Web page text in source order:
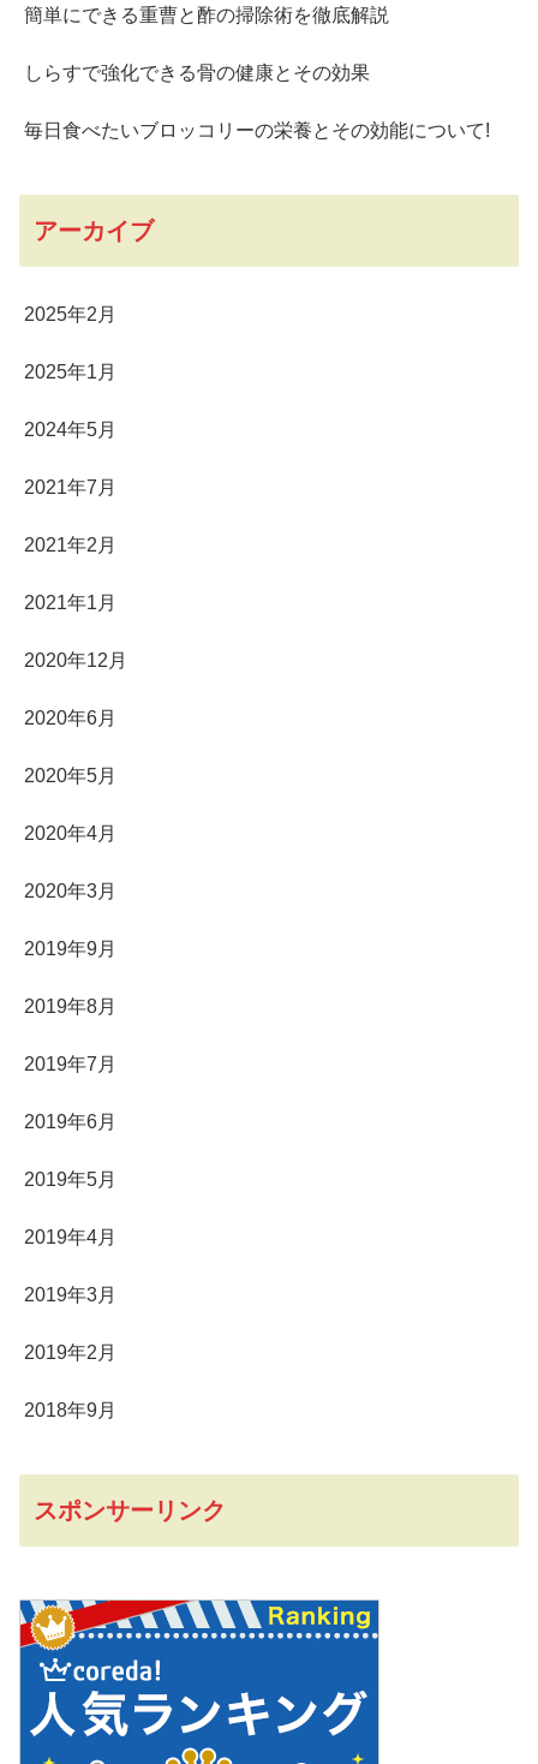
簡単にできる重曹と酢の掃除術を徹底解説
しらすで強化できる骨の健康とその効果
毎日食べたいブロッコリーの栄養とその効能について!
アーカイブ
2025年2月
2025年1月
2024年5月
2021年7月
2021年2月
2021年1月
2020年12月
2020年6月
2020年5月
2020年4月
2020年3月
2019年9月
2019年8月
2019年7月
2019年6月
2019年5月
2019年4月
2019年3月
2019年2月
2018年9月
スポンサーリンク